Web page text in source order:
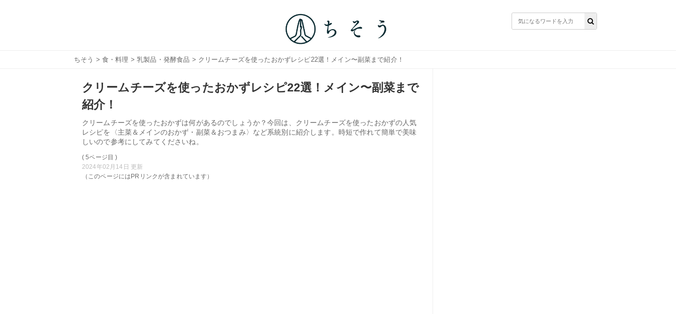
ちそう > 食・料理 >乳製品・発酵食品 > クリームチーズを使ったおかずレシピ22選！メイン〜副菜まで紹介！
クリームチーズを使ったおかずレシピ22選！メイン〜副菜まで
紹介！
クリームチーズを使ったおかずは何があるのでしょうか？今回は、クリームチーズを使ったおかずの人気
レシピを〈主菜＆メインのおかず・副菜＆おつまみ〉など系統別に紹介します。時短で作れて簡単で美味
しいので参考にしてみてくださいね。
( 5ページ目 )
2024年02月14日 更新
（このページにはPRリンクが含まれています）